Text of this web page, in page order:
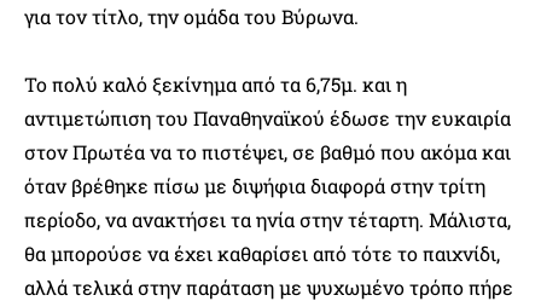
για τον τίτλο, την ομάδα του Βύρωνα.
Το πολύ καλό ξεκίνημα από τα 6,75μ. και η
αντιμετώπιση του Παναθηναϊκού έδωσε την ευκαιρία
στον Πρωτέα να το πιστέψει, σε βαθμό που ακόμα και
όταν βρέθηκε πίσω με διψήφια διαφορά στην τρίτη
περίοδο, να ανακτήσει τα ηνία στην τέταρτη. Μάλιστα,
θα μπορούσε να έχει καθαρίσει από τότε το παιχνίδι,
αλλά τελικά στην παράταση με ψυχωμένο τρόπο πήρε